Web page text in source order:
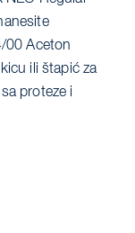
00 Aceton
ili štapić za
proteze i